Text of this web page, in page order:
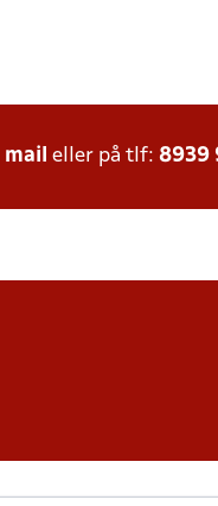
mail eller på tlf: 8939